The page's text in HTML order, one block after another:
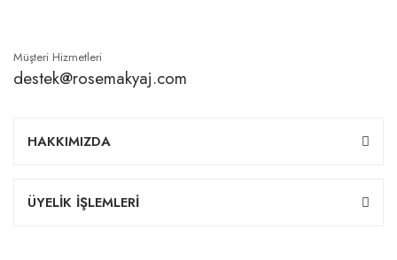
Müşteri Hizmetleri
destek@rosemakyaj.com
HAKKIMIZDA
ÜYELİK İŞLEMLERİ